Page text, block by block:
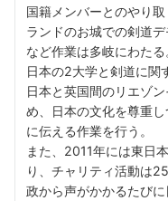
国籍メンバーとのやり
ランドのお城での剣道
など作業は多岐にわた
日本の2大学と剣道に関
日本と英国間のリエゾ
め、日本の文化を尊重
に伝える作業を行う。
また、2011年には東日
り、チャリティ活動は
政から声がかかるたびに